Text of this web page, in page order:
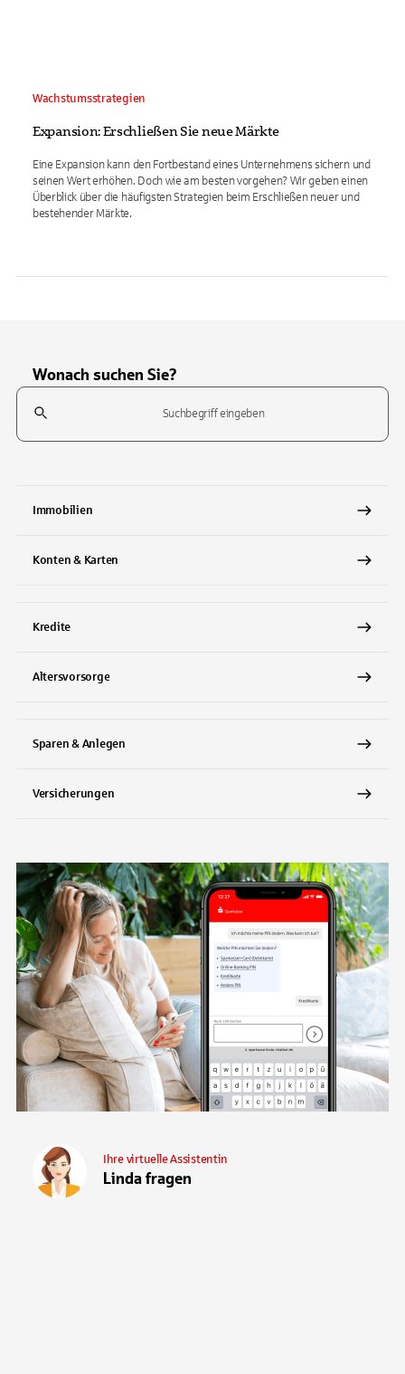
Wachstumsstrategien
Expansion: Erschließen Sie neue Märkte
Eine Expansion kann den Fortbestand eines Unternehmens sichern und
seinen Wert erhöhen. Doch wie am besten vorgehen? Wir geben einen
Überblick über die häufigsten Strategien beim Erschließen neuer und
bestehender Märkte.
Wonach suchen Sie?
Suchfeld
Immobilien
Konten & Karten
Kredite
Altersvorsorge
Sparen & Anlegen
Versicherungen
Linda fragen
Ihre virtuelle Assistentin